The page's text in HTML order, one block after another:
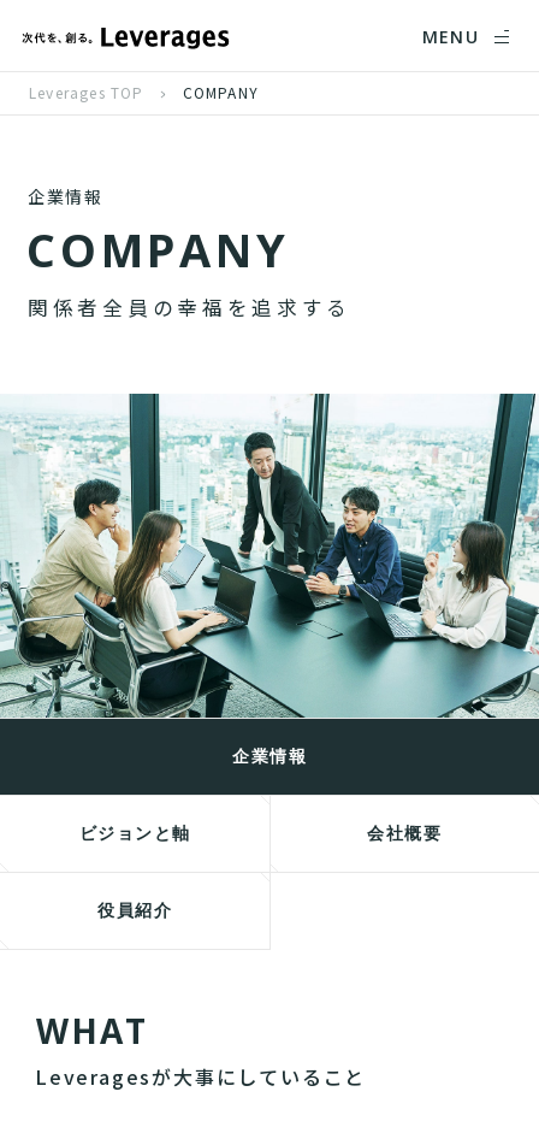
MENU
Leverages TOP COMPANY
企業情報
COMPANY
関 係者 全 員 の 幸 福 を追 求 す る
企業情報
ビジョンと軸 会社概要
役員紹介
WHAT
Leveragesが大事にしていること